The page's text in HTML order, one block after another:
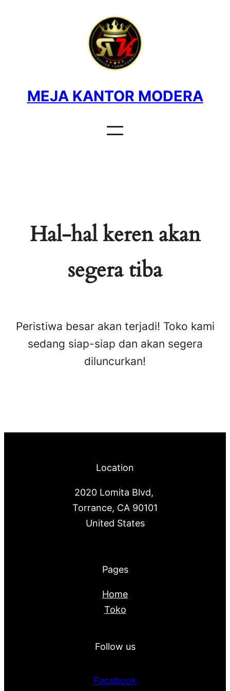
MEJA KANTOR MODERA
Hal-hal keren akan
segera tiba
Peristiwa besar akan terjadi! Toko kami
sedang siap-siap dan akan segera
diluncurkan!
Location
2020 Lomita Blvd,
Torrance, CA 90101
United States
Pages
Home
Toko
Follow us
Facebook